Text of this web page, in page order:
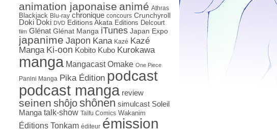
animation japonaise animé Athras
Blackjack Blu-ray chronique concours Crunchyroll
Doki Doki DVD Editions Akata Editions Delcourt
film Glénat Glénat Manga iTunes Japan Expo
japanime Japon Kana Kazé Kazé
Manga Ki-oon Kobito Kubo Kurokawa
manga Mangacast Omake One Piece
Panini Manga Pika Édition podcast
podcast manga review
seinen shôjoshônen simulcast Soleil
Manga talk-show Taïfu Comics Wakanim
Éditions Tonkam éditeur émission